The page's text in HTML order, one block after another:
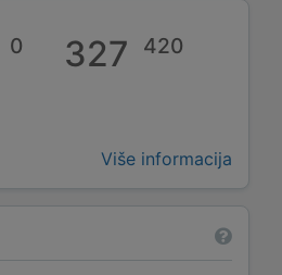
0 327 420
Više informacija